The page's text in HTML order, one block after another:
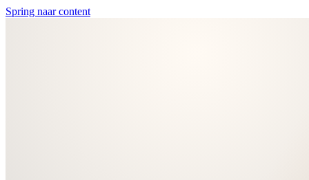
Spring naar content